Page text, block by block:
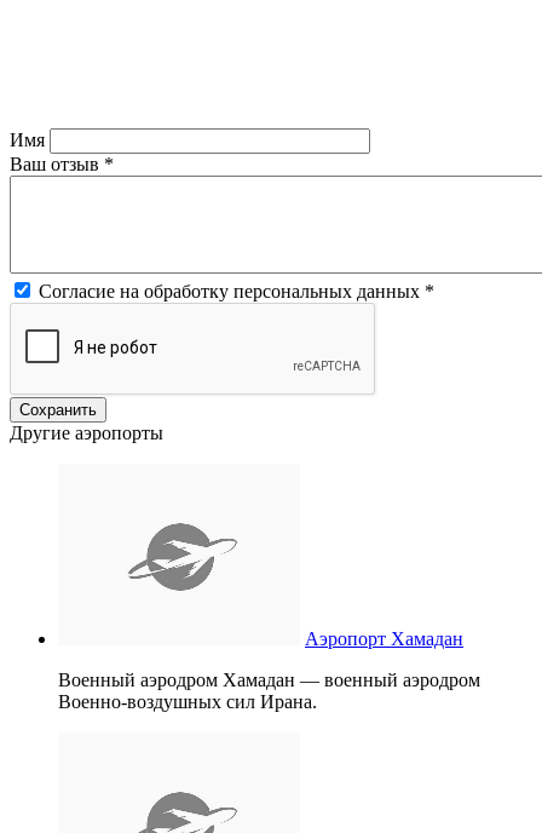
Имя
Ваш отзыв *
Согласие на обработку персональных данных *
Другие аэропорты
Аэропорт Хамадан
Военный аэродром Хамадан — военный аэродром
Военно-воздушных сил Ирана.